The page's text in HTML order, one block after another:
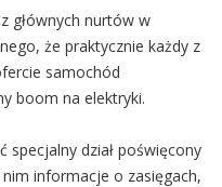
głównych nurtów w
że praktycznie każdy z
samochód
boom na elektryki.
dział poświęcony
informacje o zasięgach,